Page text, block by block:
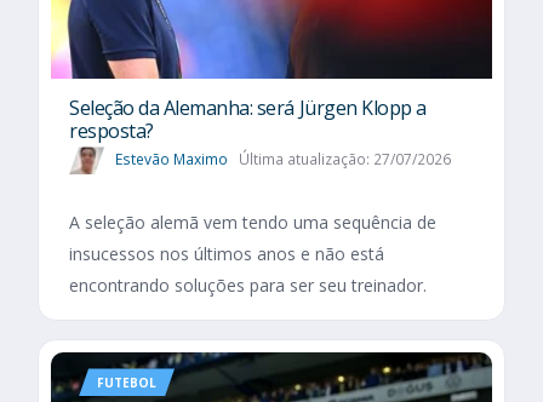
Seleção da Alemanha: será Jürgen Klopp a
resposta?
Estevão Maximo Última atualização: 27/07/2026
A seleção alemã vem tendo uma sequência de
insucessos nos últimos anos e não está
encontrando soluções para ser seu treinador.
FUTEBOL